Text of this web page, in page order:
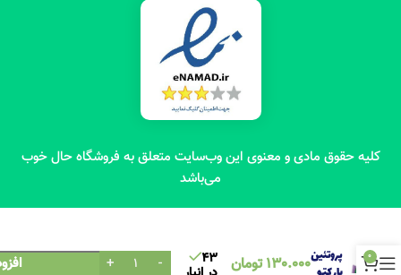
کلیه حقوق مادی و معنوی این وب‌سایت متعلق به فروشگاه حال خوب
می‌باشد
پروتئین130.000 تومان 43 0